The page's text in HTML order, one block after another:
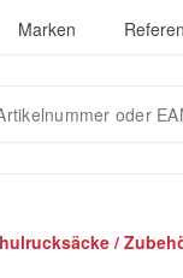
Marken
/